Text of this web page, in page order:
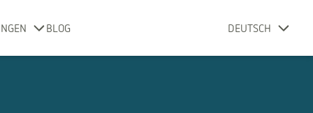
BLOG DEUTSCH